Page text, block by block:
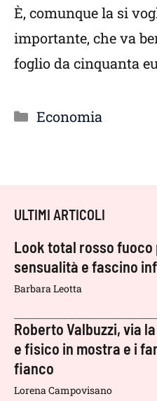
È, comunque la si
importante, che va
foglio da cinquanta
Categorie
Economia
ULTIMI ARTICOLI
Look total rosso fuoco
sensualità e fascino
Barbara Leotta
Roberto Valbuzzi, via
e fisico in mostra e i
fianco
Lorena Campovisano